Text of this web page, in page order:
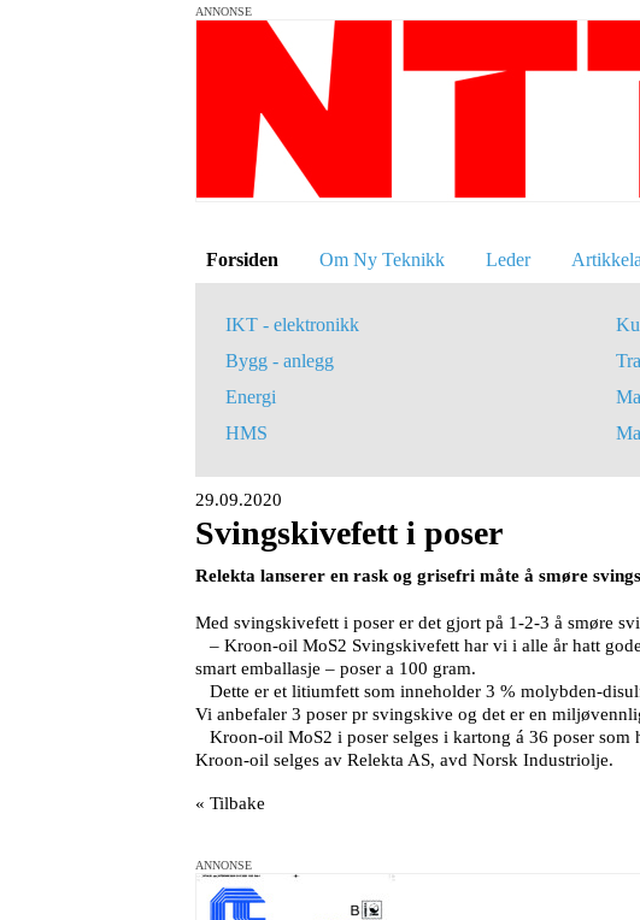
ANNONSE
Forsiden Om Ny Teknikk Leder
IKT - elektronikk
Bygg - anlegg
Energi
HMS
29.09.2020
Svingskivefett i poser
Relekta lanserer en rask og grisefri måte å smøre
Med svingskivefett i poser er det gjort på 1-2-3 å smøre
– Kroon-oil MoS2 Svingskivefett har vi i alle år hatt
smart emballasje – poser a 100 gram.
Dette er et litiumfett som inneholder 3 % molybden-
Vi anbefaler 3 poser pr svingskive og det er en
Kroon-oil MoS2 i poser selges i kartong á 36 poser som
Kroon-oil selges av Relekta AS, avd Norsk Industriolje.
« Tilbake
ANNONSE